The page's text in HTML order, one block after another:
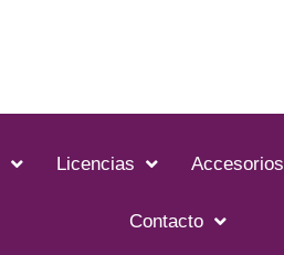
Licencias Accesorios
Contacto